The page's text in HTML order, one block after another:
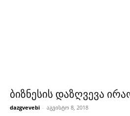
ბიზნესის დაზღვევა
dazgvevebi - აგვისტო 8, 2018